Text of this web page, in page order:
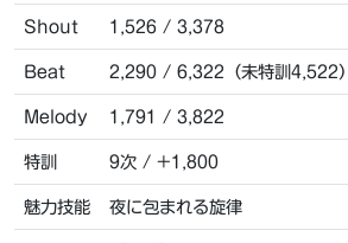
Shout 1,526 / 3,378
Beat 2,290 / 6,322（未特訓4,522）
Melody 1,791 / 3,822
特訓 9次 / +1,800
魅力技能 夜に包まれる旋律